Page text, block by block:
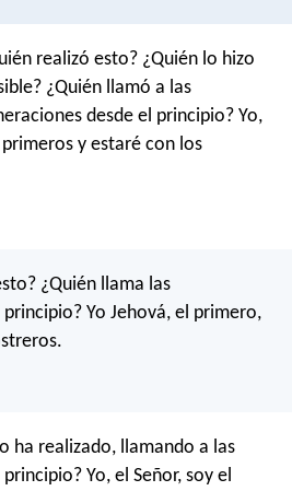
realizó esto? ¿Quién lo hizo
¿Quién llamó a las
desde el principio? Yo,
y estaré con los
¿Quién llama las
principio? Yo Jehová, el primero,
ha realizado, llamando a las
principio? Yo, el Señor, soy el